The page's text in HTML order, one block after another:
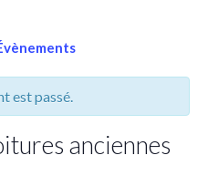
est passé.
anciennes